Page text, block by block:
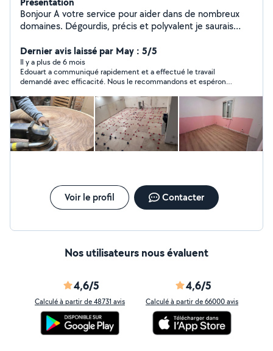
Bonjour A votre service pour aider dans de nombreux
domaines. Dégourdis, précis et polyvalent je saurais
Dernier avis laissé par May : 5/5
Il y a plus de 6 mois
Edouart a communiqué rapidement et a effectué le travail
demandé avec efficacité. Nous le recommandons et espérons
Voir le profil Contacter
Nos utilisateurs nous évaluent
4,6/5
Calculé à partir de 48731 avis
4,6/5
Calculé à partir de 66000 avis